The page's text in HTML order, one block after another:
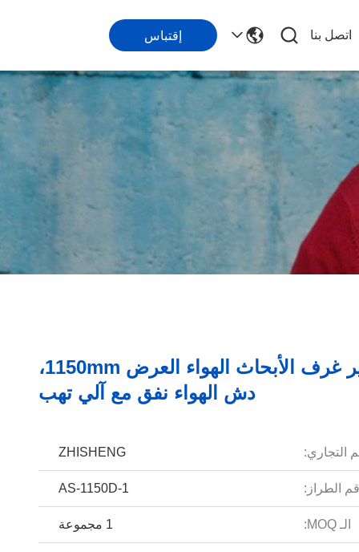
اتصل بنا إقتباس
دش صغير غرف الأبحاث الهواء العرض 1150mm،
دش الهواء نفق مع آلي تهب
التجاري: ZHISHENG
الطراز: AS-1150D-1
الـ MOQ: 1 مجموعة